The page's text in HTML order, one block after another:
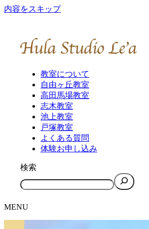
内容をスキップ
教室について
自由ヶ丘教室
高田馬場教室
志木教室
池上教室
戸塚教室
よくある質問
体験お申し込み
検索
MENU